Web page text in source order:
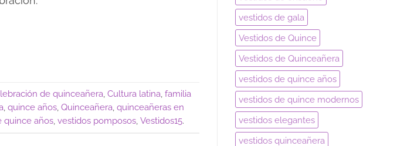
de quinceañera Cultura latina familia
quince años, Quinceañera quinceañeras en
quince años vestidos pomposos Vestidos15.
vestidos de gala
Vestidos de Quince
Vestidos de Quinceañera
vestidos de quince años
vestidos de quince modernos
vestidos elegantes
vestidos quinceañera